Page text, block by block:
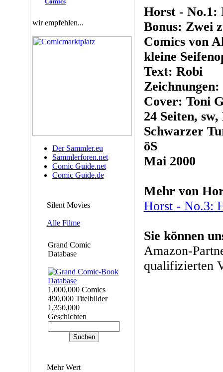
wir empfehlen...
Der Sammler.eu
Sammlerforen.net
Comic Guide.net
Comic Guide.de
Silent Movies
Alle Filme
Grand Comic
Database
1,000,000 Comics
490,000 Titelbilder
1,350,000
Geschichten
Mehr Wert
Horst - No.1:
Bonus: Zwei
Comics von
kleine
Text: Robi
Cover: Toni
24 Seiten,
Schwarzer
öS
Mai 2000
Mehr von
Horst - No.3:
Sie können
Amazon-
qualifizierten